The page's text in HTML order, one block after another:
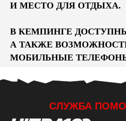
И МЕСТО ДЛЯ ОТДЫХА.
В КЕМПИНГЕ
А ТАКЖЕ
МОБИЛЬНЫЕ